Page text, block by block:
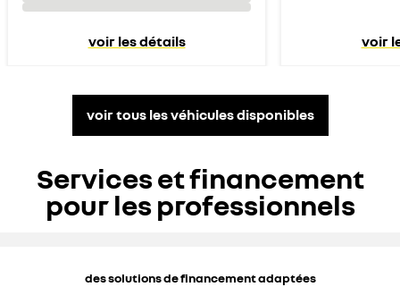
voir les détails voir
voir tous les véhicules disponibles
Services et financement
pour les professionnels
des solutions de financement adaptées